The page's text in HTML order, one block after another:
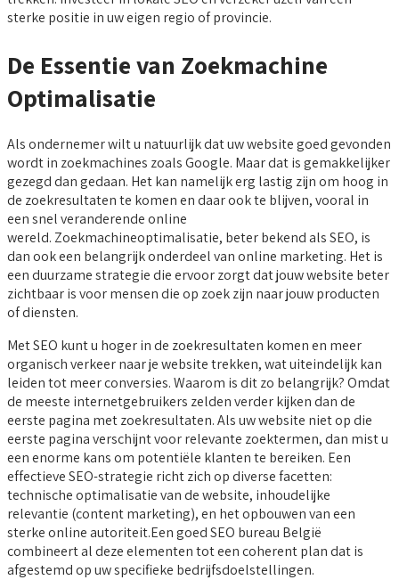
sterke positie in uw eigen regio of provincie.
De Essentie van Zoekmachine
Optimalisatie
Als ondernemer wilt u natuurlijk dat uw website goed gevonden
wordt in zoekmachines zoals Google. Maar dat is gemakkelijker
gezegd dan gedaan. Het kan namelijk erg lastig zijn om hoog in
de zoekresultaten te komen en daar ook te blijven, vooral in
een snel veranderende online
wereld. Zoekmachineoptimalisatie, beter bekend als SEO, is
dan ook een belangrijk onderdeel van online marketing. Het is
een duurzame strategie die ervoor zorgt dat jouw website beter
zichtbaar is voor mensen die op zoek zijn naar jouw producten
of diensten.
Met SEO kunt u hoger in de zoekresultaten komen en meer
organisch verkeer naar je website trekken, wat uiteindelijk kan
leiden tot meer conversies. Waarom is dit zo belangrijk? Omdat
de meeste internetgebruikers zelden verder kijken dan de
eerste pagina met zoekresultaten. Als uw website niet op die
eerste pagina verschijnt voor relevante zoektermen, dan mist u
een enorme kans om potentiële klanten te bereiken. Een
effectieve SEO-strategie richt zich op diverse facetten:
technische optimalisatie van de website, inhoudelijke
relevantie (content marketing), en het opbouwen van een
sterke online autoriteit.Een goed SEO bureau België
combineert al deze elementen tot een coherent plan dat is
afgestemd op uw specifieke bedrijfsdoelstellingen.